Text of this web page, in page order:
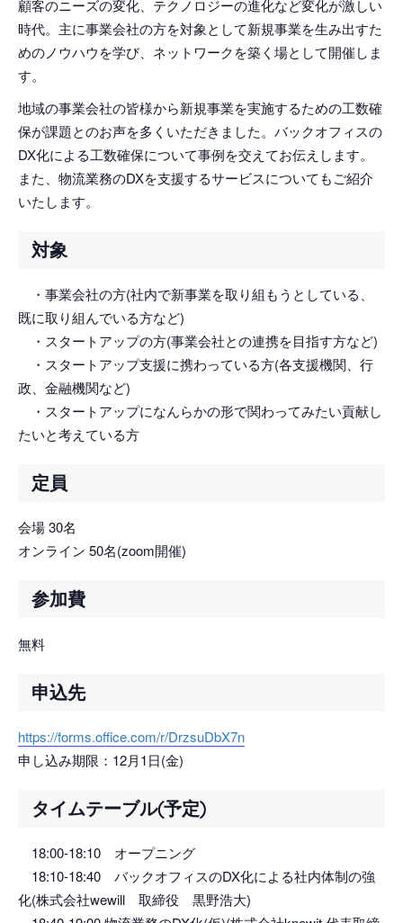
顧客のニーズの変化、テクノロジーの進化など変化が激しい
時代。主に事業会社の方を対象として新規事業を生み出すた
めのノウハウを学び、ネットワークを築く場として開催しま
す。
地域の事業会社の皆様から新規事業を実施するための工数確
保が課題とのお声を多くいただきました。バックオフィスの
DX化による工数確保について事例を交えてお伝えします。
また、物流業務のDXを支援するサービスについてもご紹介
いたします。
対象
・事業会社の方(社内で新事業を取り組もうとしている、
既に取り組んでいる方など)
・スタートアップの方(事業会社との連携を目指す方など)
・スタートアップ支援に携わっている方(各支援機関、行
政、金融機関など)
・スタートアップになんらかの形で関わってみたい貢献し
たいと考えている方
定員
会場 30名
オンライン 50名(zoom開催)
参加費
無料
申込先
https://forms.office.com/r/DrzsuDbX7n
申し込み期限：12月1日(金)
タイムテーブル(予定)
18:00-18:10 オープニング
18:10-18:40 バックオフィスのDX化による社内体制の強
化(株式会社wewill 取締役 黒野浩大)